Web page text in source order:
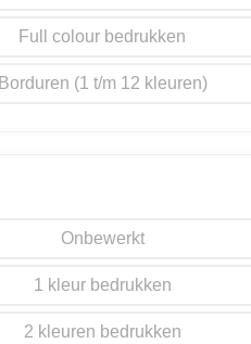
Borduren
Full colour
Onbewerkt
1
2